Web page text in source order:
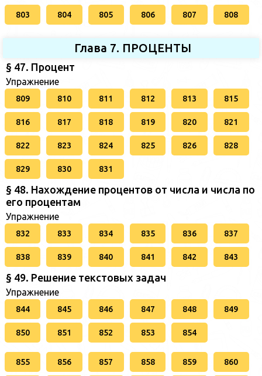
803 804 805 806 807 808
Глава 7. ПРОЦЕНТЫ
§ 47. Процент
Упражнение
809 810 811 812 813 815
816 817 818 819 820 821
822 823 824 825 826 828
829 830 831
§ 48. Нахождение процентов от числа и числа по
его процентам
Упражнение
832 833 834 835 836 837
838 839 840 841 842 843
§ 49. Решение текстовых задач
Упражнение
844 845 846 847 848 849
850 851 852 853 854
855 856 857 858 859 860